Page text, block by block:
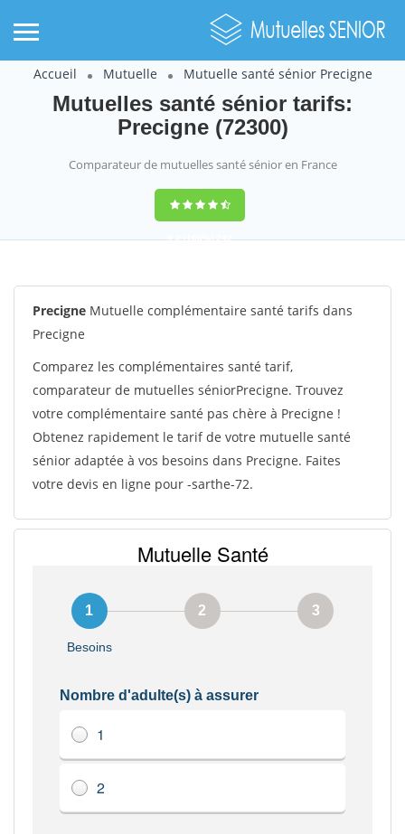
Accueil Mutuelle Mutuelle santé sénior Precigne
Mutuelles santé sénior tarifs:
Precigne (72300)
Comparateur de mutuelles santé sénior en France
9,2(100%)242
Precigne Mutuelle complémentaire santé tarifs dans
Precigne
Comparez les complémentaires santé tarif,
comparateur de mutuelles séniorPrecigne. Trouvez
votre complémentaire santé pas chère à Precigne !
Obtenez rapidement le tarif de votre mutuelle santé
sénior adaptée à vos besoins dans Precigne. Faites
votre devis en ligne pour -sarthe-72.